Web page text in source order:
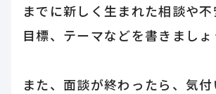
までに新しく生まれた相談や
目標、テーマなどを書きましょ
また、面談が終わったら、気